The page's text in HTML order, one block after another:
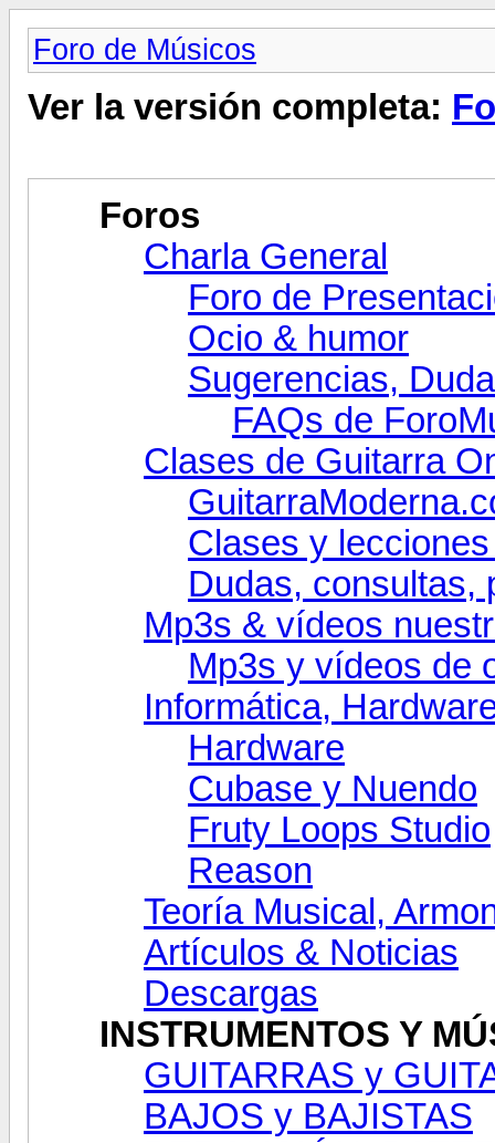
Foro de Músicos
Ver la versión completa:
Foros
Charla General
Foro de
Ocio & humor
Sugerencias,
FAQs de
Clases de Guitarra
Clases y
Dudas, consultas,
Mp3s & vídeos
Mp3s y vídeos de
Informática,
Hardware
Cubase y Nuendo
Fruty Loops Studio
Reason
Teoría Musical,
Artículos & Noticias
Descargas
INSTRUMENTOS Y
GUITARRAS y
BAJOS y BAJISTAS